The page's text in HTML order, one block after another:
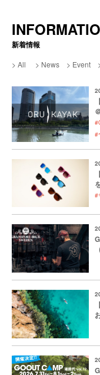
新着情報
All News Event
#
#